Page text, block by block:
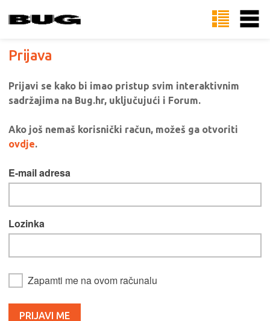
Prijava
Prijavi se kako bi imao pristup svim interaktivnim
sadržajima na Bug.hr, uključujući i Forum.
Ako još nemaš korisnički račun, možeš ga otvoriti
ovdje.
E-mail adresa
Lozinka
Zapamti me na ovom računalu